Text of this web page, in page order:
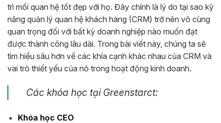
trì mối quan hệ tốt đẹp với họ. Đây chính là lý do tại sao kỹ
năng quản lý quan hệ khách hàng (CRM) trở nên vô cùng
quan trọng đối với bất kỳ doanh nghiệp nào muốn đạt
được thành công lâu dài. Trong bài viết này, chúng ta sẽ
tìm hiểu sâu hơn về các khía cạnh khác nhau của CRM và
vai trò thiết yếu của nó trong hoạt động kinh doanh.
Các khóa học tại Greenstarct:
Khóa học CEO